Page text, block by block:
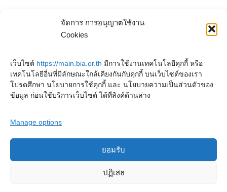
จัดการ การอนุญาตใช้งาน
Cookies
เว็บไซต์ https://main.bia.or.th มีการใช้งานเทคโนโลยีคุกกี้ หรือ
เทคโนโลยีอื่นที่มีลักษณะใกล้เคียงกันกับคุกกี้ บนเว็บไซต์ของเรา
โปรดศึกษา นโยบายการใช้คุกกี้ และ นโยบายความเป็นส่วนตัวของ
ข้อมูล ก่อนใช้บริการเว็บไซต์ ได้ที่ลิงค์ด้านล่าง
Manage options
ยอมรับ
ปฏิเสธ
Copyright © 2023. Buddhadasa Indapanno Archives